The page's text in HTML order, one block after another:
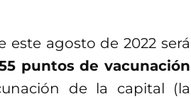
agosto de 2022 será
puntos de vacunación
de la capital (la